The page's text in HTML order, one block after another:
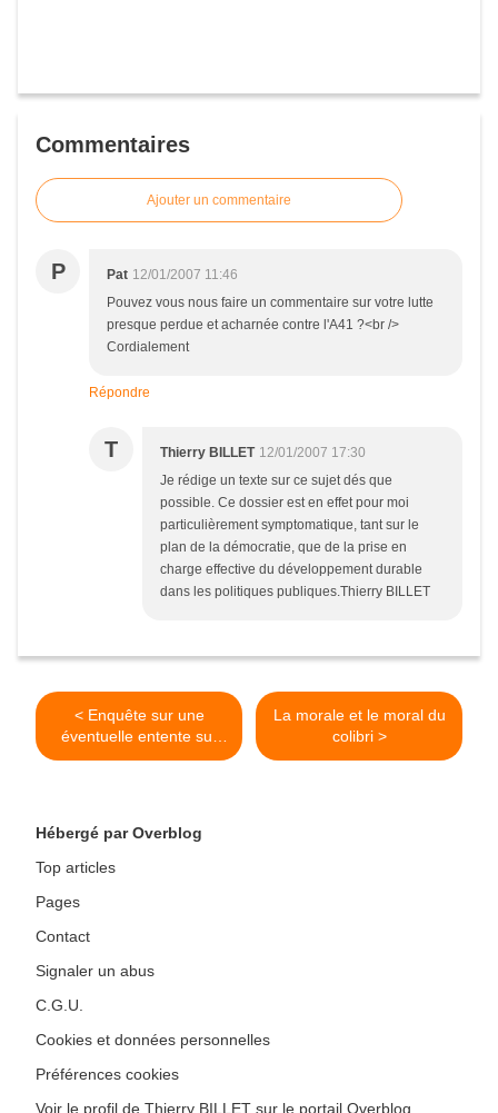
Commentaires
Ajouter un commentaire
P Pat 12/01/2007 11:46
Pouvez vous nous faire un commentaire sur votre lutte
presque perdue et acharnée contre l'A41 ?<br />
Cordialement
Répondre
T Thierry BILLET 12/01/2007 17:30
Je rédige un texte sur ce sujet dés que
possible. Ce dossier est en effet pour moi
particulièrement symptomatique, tant sur le
plan de la démocratie, que de la prise en
charge effective du développement durable
dans les politiques publiques.Thierry BILLET
< Enquête sur une
éventuelle entente sur
les marchés de VRD de
La morale et le moral du
colibri >
Hébergé par Overblog
Top articles
Pages
Contact
Signaler un abus
C.G.U.
Cookies et données personnelles
Préférences cookies
Voir le profil de Thierry BILLET sur le portail Overblog